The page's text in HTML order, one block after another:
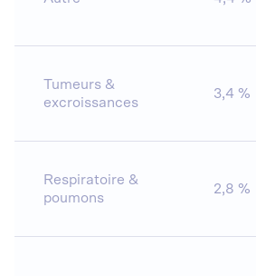
Tumeurs &
excroissances
3,4 %
Respiratoire &
poumons
2,8 %